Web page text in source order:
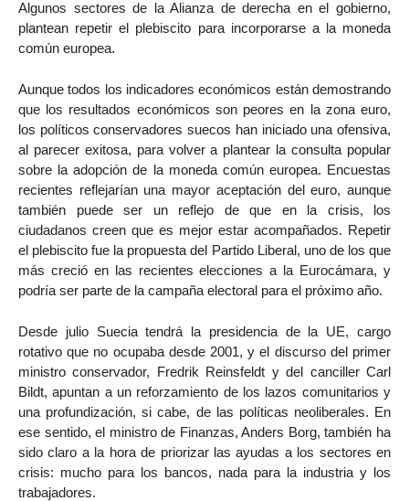
Algunos sectores de la Alianza de derecha en el gobierno,
plantean repetir el plebiscito para incorporarse a la moneda
común europea.
Aunque todos los indicadores económicos están demostrando
que los resultados económicos son peores en la zona euro,
los políticos conservadores suecos han iniciado una ofensiva,
al parecer exitosa, para volver a plantear la consulta popular
sobre la adopción de la moneda común europea. Encuestas
recientes reflejarían una mayor aceptación del euro, aunque
también puede ser un reflejo de que en la crisis, los
ciudadanos creen que es mejor estar acompañados. Repetir
el plebiscito fue la propuesta del Partido Liberal, uno de los que
más creció en las recientes elecciones a la Eurocámara, y
podría ser parte de la campaña electoral para el próximo año.
Desde julio Suecia tendrá la presidencia de la UE, cargo
rotativo que no ocupaba desde 2001, y el discurso del primer
ministro conservador, Fredrik Reinsfeldt y del canciller Carl
Bildt, apuntan a un reforzamiento de los lazos comunitarios y
una profundización, si cabe, de las políticas neoliberales. En
ese sentido, el ministro de Finanzas, Anders Borg, también ha
sido claro a la hora de priorizar las ayudas a los sectores en
crisis: mucho para los bancos, nada para la industria y los
trabajadores.